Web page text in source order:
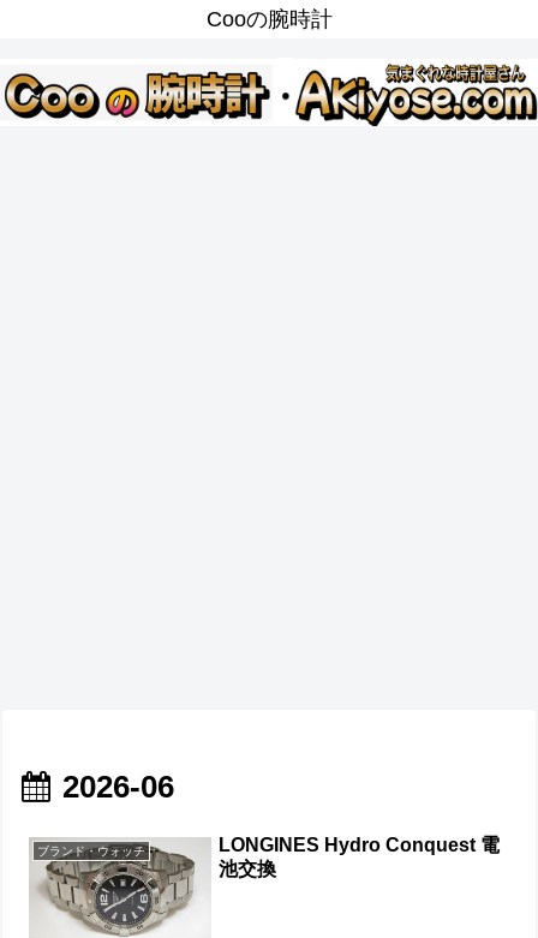
Cooの腕時計
2026-06
ブランド・ウォッチ
LONGINES Hydro Conquest 電
池交換